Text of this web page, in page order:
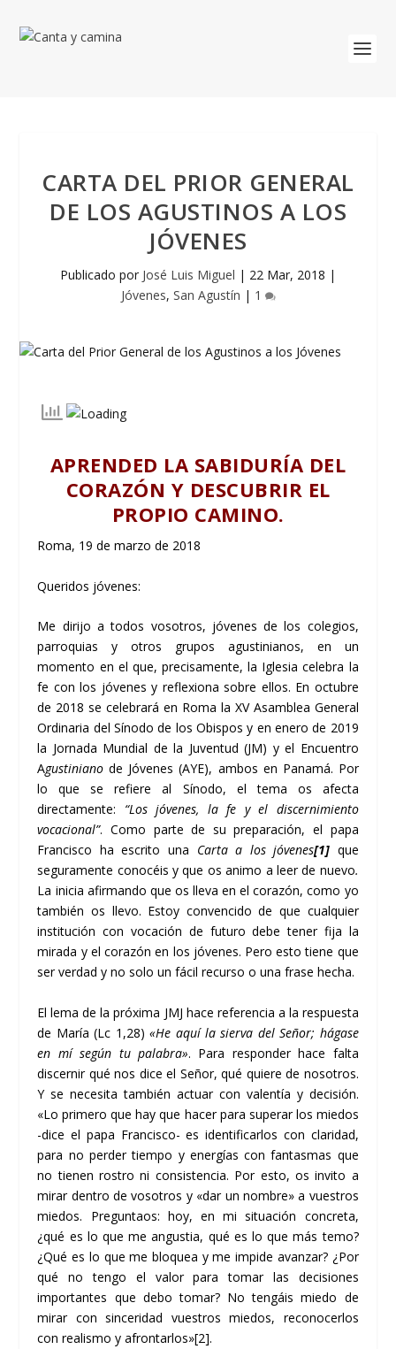
CARTA DEL PRIOR GENERAL
DE LOS AGUSTINOS A LOS
JÓVENES
Publicado por José Luis Miguel | 22 Mar, 2018 |
Jóvenes, San Agustín | 1
APRENDED LA SABIDURÍA DEL
CORAZÓN Y DESCUBRIR EL
PROPIO CAMINO.
Roma, 19 de marzo de 2018
Queridos jóvenes:
Me dirijo a todos vosotros, jóvenes de los colegios,
parroquias y otros grupos agustinianos, en un
momento en el que, precisamente, la Iglesia celebra la
fe con los jóvenes y reflexiona sobre ellos. En octubre
de 2018 se celebrará en Roma la XV Asamblea General
Ordinaria del Sínodo de los Obispos y en enero de 2019
la Jornada Mundial de la Juventud (JM) y el Encuentro
Agustiniano de Jóvenes (AYE), ambos en Panamá. Por
lo que se refiere al Sínodo, el tema os afecta
directamente: “Los jóvenes, la fe y el discernimiento
vocacional”. Como parte de su preparación, el papa
Francisco ha escrito una Carta a los jóvenes[1] que
seguramente conocéis y que os animo a leer de nuevo.
La inicia afirmando que os lleva en el corazón, como yo
también os llevo. Estoy convencido de que cualquier
institución con vocación de futuro debe tener fija la
mirada y el corazón en los jóvenes. Pero esto tiene que
ser verdad y no solo un fácil recurso o una frase hecha.
El lema de la próxima JMJ hace referencia a la respuesta
de María (Lc 1,28)«He aquí la sierva del Señor; hágase
en mí según tu palabra». Para responder hace falta
discernir qué nos dice el Señor, qué quiere de nosotros.
Y se necesita también actuar con valentía y decisión.
«Lo primero que hay que hacer para superar los miedos
-dice el papa Francisco- es identificarlos con claridad,
para no perder tiempo y energías con fantasmas que
no tienen rostro ni consistencia. Por esto, os invito a
mirar dentro de vosotros y «dar un nombre» a vuestros
miedos. Preguntaos: hoy, en mi situación concreta,
¿qué es lo que me angustia, qué es lo que más temo?
¿Qué es lo que me bloquea y me impide avanzar? ¿Por
qué no tengo el valor para tomar las decisiones
importantes que debo tomar? No tengáis miedo de
mirar con sinceridad vuestros miedos, reconocerlos
con realismo y afrontarlos»[2].